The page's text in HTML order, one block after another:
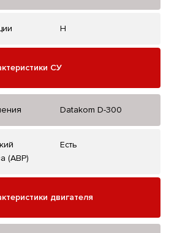
H
СУ
Datakom D-300
(АВР)
Есть
двигателя